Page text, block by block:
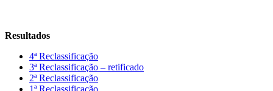
Resultados
4ª Reclassificação
3ª Reclassificação – retificado
2ª Reclassificação
1ª Reclassificação